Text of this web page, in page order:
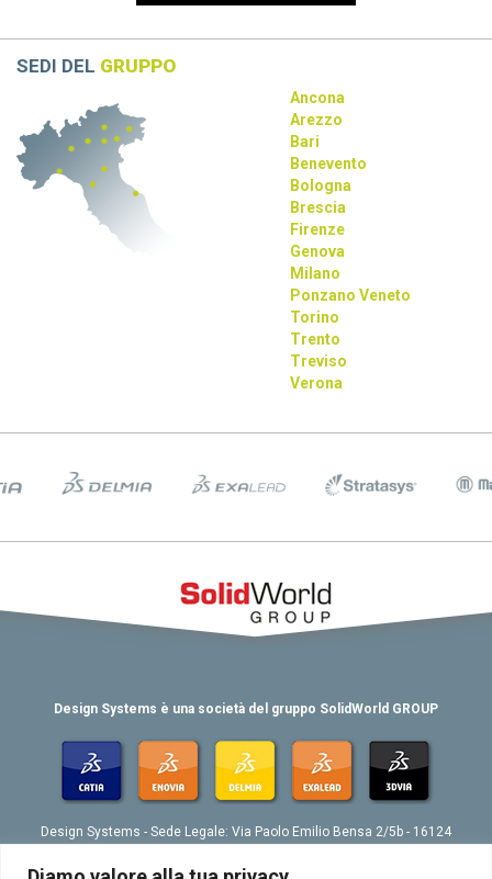
SEDI DEL GRUPPO
Ancona
Arezzo
Bari
Benevento
Bologna
Brescia
Firenze
Genova
Milano
Ponzano Veneto
Torino
Trento
Treviso
Verona
Design Systems è una società del gruppo SolidWorld GROUP
Design Systems - Sede Legale: Via Paolo Emilio Bensa 2/5b - 16124
Tel. 039 010 4074802 - Fax 039 010 4073276 - Email: